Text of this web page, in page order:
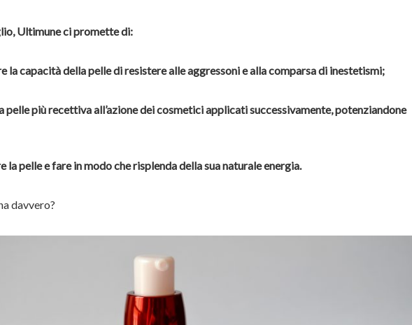
Ultimune ci promette di:
la capacità della pelle di resistere alle aggressoni e alla comparsa di inestetismi;
pelle più recettiva all’azione dei cosmetici applicati successivamente, potenziandone
la pelle e fare in modo che risplenda della sua naturale energia.
davvero?